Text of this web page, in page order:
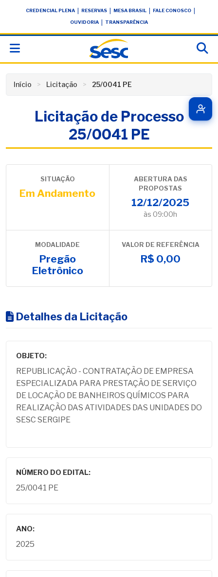
conteúdoCREDENCIAL PLENA RESERVAS MESA BRASIL FALE CONOSCO
OUVIDORIA TRANSPARÊNCIA
Início Licitação 25/0041 PE
Licitação de Processo
25/0041 PE
SITUAÇÃO
Em Andamento
ABERTURA DAS
PROPOSTAS
12/12/2025
às 09:00h
MODALIDADE
Pregão
Eletrônico
VALOR DE REFERÊNCIA
R$ 0,00
Detalhes da Licitação
OBJETO:
REPUBLICAÇÃO - CONTRATAÇÃO DE EMPRESA
ESPECIALIZADA PARA PRESTAÇÃO DE SERVIÇO
DE LOCAÇÃO DE BANHEIROS QUÍMICOS PARA
REALIZAÇÃO DAS ATIVIDADES DAS UNIDADES DO
SESC SERGIPE
NÚMERO DO EDITAL:
25/0041 PE
ANO:
2025